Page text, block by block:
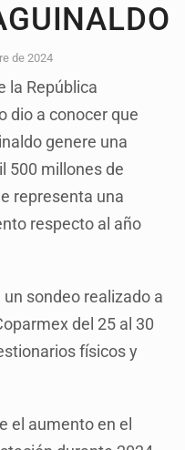
de 2024
la República
dio a conocer que
genere una
500 millones de
representa una
respecto al año
sondeo realizado a
del 25 al 30
físicos y
el aumento en el